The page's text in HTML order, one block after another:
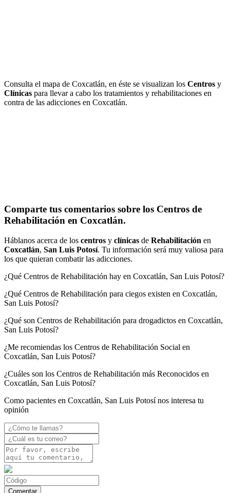
Consulta el mapa de Coxcatlán, en éste se visualizan los Centros y
Clínicas para llevar a cabo los tratamientos y rehabilitaciones en
contra de las adicciones en Coxcatlán.
Comparte tus comentarios sobre los Centros de
Rehabilitación en Coxcatlán.
Háblanos acerca de los centros y clínicas de Rehabilitación en
Coxcatlán, San Luis Potosí. Tu información será muy valiosa para
los que quieran combatir las adicciones.
¿Qué Centros de Rehabilitación hay en Coxcatlán, San Luis Potosí?
¿Qué Centros de Rehabilitación para ciegos existen en Coxcatlán,
San Luis Potosí?
¿Qué son Centros de Rehabilitación para drogadictos en Coxcatlán,
San Luis Potosí?
¿Me recomiendas los Centros de Rehabilitación Social en
Coxcatlán, San Luis Potosí?
¿Cuáles son los Centros de Rehabilitación más Reconocidos en
Coxcatlán, San Luis Potosí?
Como pacientes en Coxcatlán, San Luis Potosí nos interesa tu
opinión